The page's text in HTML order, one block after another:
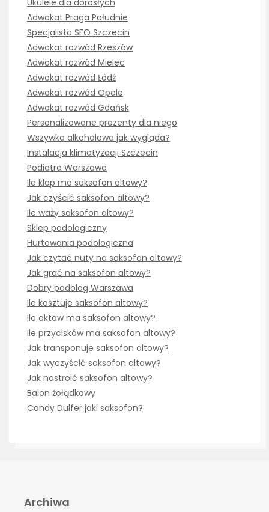
Ukulele dla dorosłych
Adwokat Praga Południe
Specjalista SEO Szczecin
Adwokat rozwód Rzeszów
Adwokat rozwód Mielec
Adwokat rozwód Łódź
Adwokat rozwód Opole
Adwokat rozwód Gdańsk
Personalizowane prezenty dla niego
Wszywka alkoholowa jak wygląda?
Instalacja klimatyzacji Szczecin
Podiatra Warszawa
Ile klap ma saksofon altowy?
Jak czyścić saksofon altowy?
Ile waży saksofon altowy?
Sklep podologiczny
Hurtowania podologiczna
Jak czytać nuty na saksofon altowy?
Jak grać na saksofon altowy?
Dobry podolog Warszawa
Ile kosztuje saksofon altowy?
Ile oktaw ma saksofon altowy?
Ile przycisków ma saksofon altowy?
Jak transponuje saksofon altowy?
Jak wyczyścić saksofon altowy?
Jak nastroić saksofon altowy?
Balon żołądkowy
Candy Dulfer jaki saksofon?
Archiwa